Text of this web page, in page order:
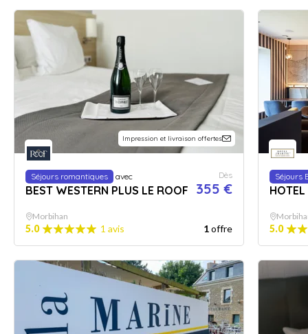
Impression et livraison offertes
Séjours romantiques avec
BEST WESTERN PLUS LE ROOF
Dès
355 €
Morbihan
5.0 1 avis 1offre
Séjours
HOTEL
5.0